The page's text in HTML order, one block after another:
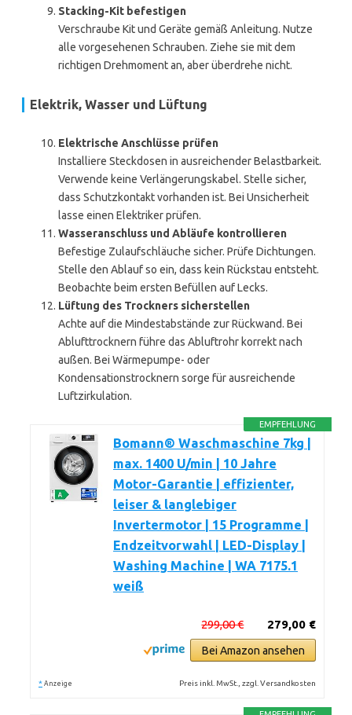
Stacking-Kit befestigen
Verschraube Kit und Geräte gemäß Anleitung. Nutze
alle vorgesehenen Schrauben. Ziehe sie mit dem
richtigen Drehmoment an, aber überdrehe nicht.
Elektrik, Wasser und Lüftung
Elektrische Anschlüsse prüfen
Installiere Steckdosen in ausreichender Belastbarkeit.
Verwende keine Verlängerungskabel. Stelle sicher,
dass Schutzkontakt vorhanden ist. Bei Unsicherheit
lasse einen Elektriker prüfen.
Wasseranschluss und Abläufe kontrollieren
Befestige Zulaufschläuche sicher. Prüfe Dichtungen.
Stelle den Ablauf so ein, dass kein Rückstau entsteht.
Beobachte beim ersten Befüllen auf Lecks.
Lüftung des Trockners sicherstellen
Achte auf die Mindestabstände zur Rückwand. Bei
Ablufttrocknern führe das Abluftrohr korrekt nach
außen. Bei Wärmepumpe- oder
Kondensationstrocknern sorge für ausreichende
Luftzirkulation.
EMPFEHLUNG
Bomann® Waschmaschine 7kg |
max. 1400 U/min | 10 Jahre
Motor-Garantie | effizienter,
leiser & langlebiger
Invertermotor | 15 Programme |
Endzeitvorwahl | LED-Display |
Washing Machine | WA 7175.1
weiß
279,00 €
299,00 €
Bei Amazon ansehen
* Anzeige Preis inkl. MwSt., zzgl. Versandkosten